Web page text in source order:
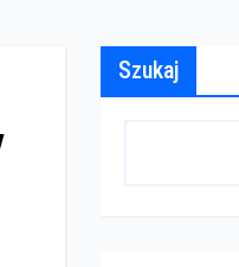
Szukaj